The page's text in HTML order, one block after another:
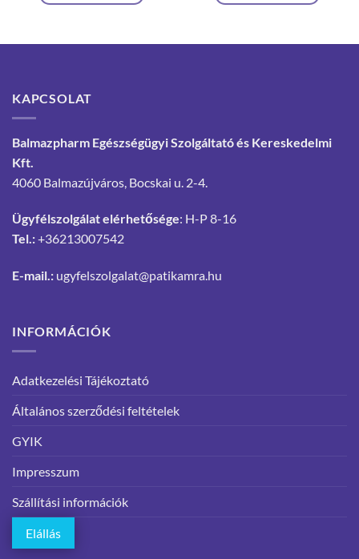
KAPCSOLAT
Balmazpharm Egészségügyi Szolgáltató és Kereskedelmi
Kft.
4060 Balmazújváros, Bocskai u. 2-4.
Ügyfélszolgálat elérhetősége: H-P 8-16
Tel.:+36213007542
E-mail.: ugyfelszolgalat@patikamra.hu
INFORMÁCIÓK
Adatkezelési Tájékoztató
Általános szerződési feltételek
GYIK
Impresszum
Szállítási információk
Elállás